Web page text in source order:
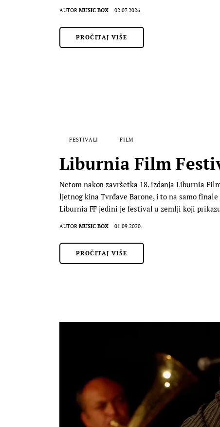
AUTOR MUSIC BOX 02.07.2026.
PROČITAJ VIŠE
FESTIVALI FILM
Liburnia Film
Netom nakon završetka 18. izdanja Liburnia
ljetnog kina Tvrđave Barone, i to na samo
Liburnia FF jedini je festival u zemlji koji
AUTOR MUSIC BOX 01.09.2020.
PROČITAJ VIŠE